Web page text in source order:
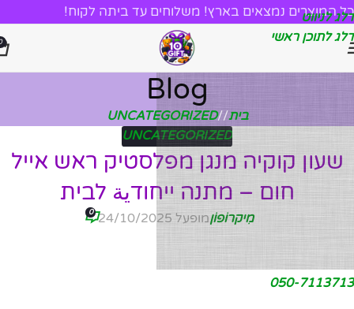
דלג לניווט
דלג לתוכן ראשי
כל המוצרים נמצאים בארץ! משלוחים עד ביתה לקוח!
Blog
בית/
UNCATEGORIZED
UNCATEGORIZED
שעון קוקיה מנגן מפלסטיק ראש אייל
חום – מתנה ייחודية לבית
מִיקרוֹפוֹןמופעל 24/10/2025 0
050-7113713